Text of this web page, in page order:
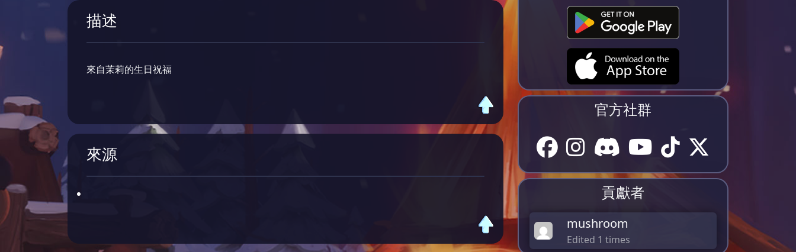
描述
來自茉莉的生日祝福
來源
官方社群
貢獻者
mushroom
Edited 1 times